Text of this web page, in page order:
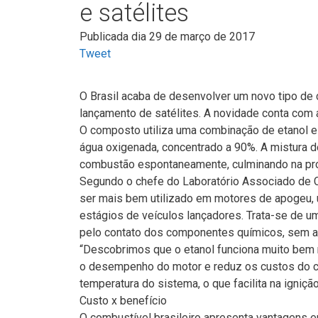
e satélites
Publicada dia 29 de março de 2017
Tweet
O Brasil acaba de desenvolver um novo tipo
lançamento de satélites. A novidade conta
O composto utiliza uma combinação de etanol
água oxigenada, concentrado a 90%. A
combustão espontaneamente, culminando na
Segundo o chefe do Laboratório Associado de
ser mais bem utilizado em motores de
estágios de veículos lançadores. Trata-se de
pelo contato dos componentes químicos, sem
“Descobrimos que o etanol funciona muito
o desempenho do motor e reduz os custos do
temperatura do sistema, o que facilita na
Custo x benefício